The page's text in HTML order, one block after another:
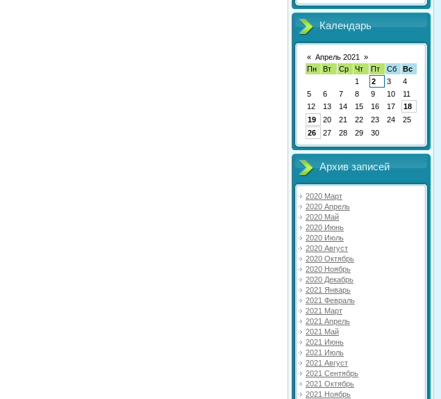
Календарь
« Апрель 2021
»
Пн
Вт Ср Чт Пт Сб
Вс
1
2 3
4
5
6 7 8 9 10
11
12
13 14 15 16 17
18
19
20 21 22 23 24
25
26
27 28 29 30
Архив записей
2020 Март
2020 Апрель
2020 Май
2020 Июнь
2020 Июль
2020 Август
2020 Октябрь
2020 Ноябрь
2020 Декабрь
2021 Январь
2021 Февраль
2021 Март
2021 Апрель
2021 Май
2021 Июнь
2021 Июль
2021 Август
2021 Сентябрь
2021 Октябрь
2021 Ноябрь